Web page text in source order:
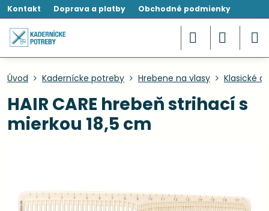
Kontakt Doprava a platby Obchodné podmienky
Úvod Kadernícke potreby Hrebene na vlasy Klasické
HAIR CARE hrebeň strihací s
mierkou 18,5 cm